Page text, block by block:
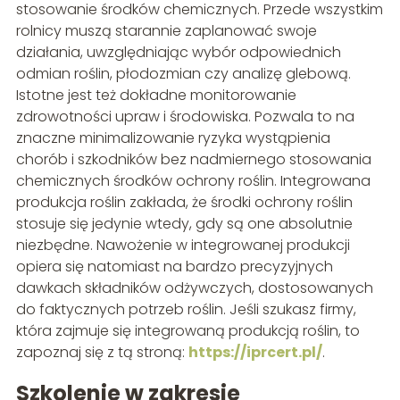
stosowanie środków chemicznych. Przede wszystkim
rolnicy muszą starannie zaplanować swoje
działania, uwzględniając wybór odpowiednich
odmian roślin, płodozmian czy analizę glebową.
Istotne jest też dokładne monitorowanie
zdrowotności upraw i środowiska. Pozwala to na
znaczne minimalizowanie ryzyka wystąpienia
chorób i szkodników bez nadmiernego stosowania
chemicznych środków ochrony roślin. Integrowana
produkcja roślin zakłada, że środki ochrony roślin
stosuje się jedynie wtedy, gdy są one absolutnie
niezbędne. Nawożenie w integrowanej produkcji
opiera się natomiast na bardzo precyzyjnych
dawkach składników odżywczych, dostosowanych
do faktycznych potrzeb roślin. Jeśli szukasz firmy,
która zajmuje się integrowaną produkcją roślin, to
zapoznaj się z tą stroną: https://iprcert.pl/.
Szkolenie w zakresie